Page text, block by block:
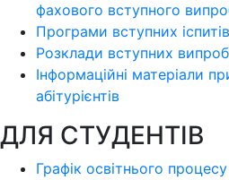
фахового вступного
Програми вступних іспитів
Розклади вступних
Інформаційні матеріали
абітурієнтів
ДЛЯ СТУДЕНТІВ
Графік освітнього